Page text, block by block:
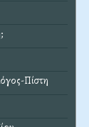
Πίστη